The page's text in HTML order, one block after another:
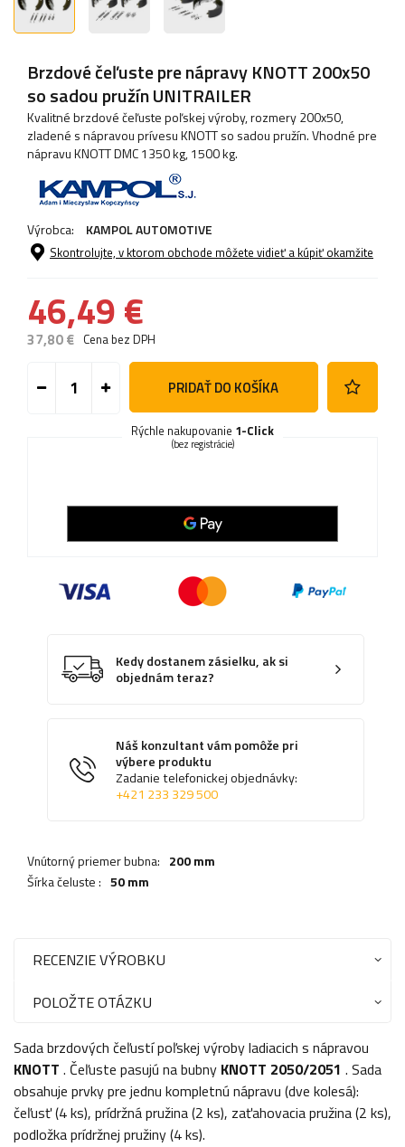
Brzdové čeľuste pre nápravy KNOTT 200x50
so sadou pružín UNITRAILER
Kvalitné brzdové čeľuste poľskej výroby, rozmery 200x50,
zladené s nápravou prívesu KNOTT so sadou pružín. Vhodné pre
nápravu KNOTT DMC 1350 kg, 1500 kg.
Výrobca: KAMPOL AUTOMOTIVE
Skontrolujte, v ktorom obchode môžete vidieť a kúpiť okamžite
46,49 €
37,80 € Cena bez DPH
PRIDAŤ DO KOŠÍKA
Rýchle nakupovanie 1-Click
(bez registrácie)
Kedy dostanem zásielku, ak si
objednám teraz?
Náš konzultant vám pomôže pri
výbere produktu
Zadanie telefonickej objednávky:
+421 233 329 500
Vnútorný priemer bubna: 200 mm
Šírka čeluste : 50 mm
RECENZIE VÝROBKU
POLOŽTE OTÁZKU
Sada brzdových čeľustí poľskej výroby ladiacich s nápravou
KNOTT . Čeľuste pasujú na bubny KNOTT 2050/2051 . Sada
obsahuje prvky pre jednu kompletnú nápravu (dve kolesá):
čeľusť (4 ks), prídržná pružina (2 ks), zaťahovacia pružina (2 ks),
podložka prídržnej pružiny (4 ks).